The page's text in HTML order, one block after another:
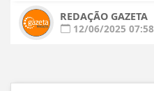
REDAÇÃO GAZETA
12/06/2025 07:58